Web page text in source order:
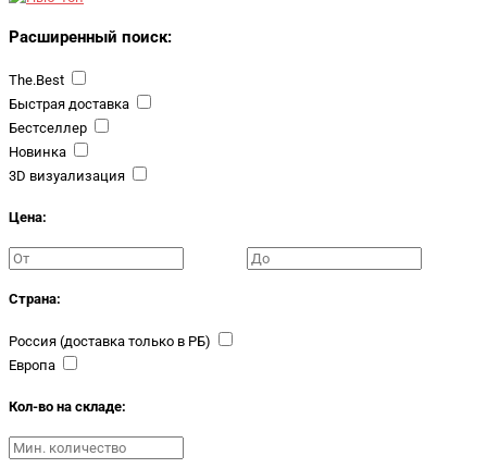
Расширенный поиск:
The.Best
Быстрая доставка
Бестселлер
Новинка
3D визуализация
Цена:
Страна:
Россия (доставка только в РБ)
Европа
Кол-во на складе: